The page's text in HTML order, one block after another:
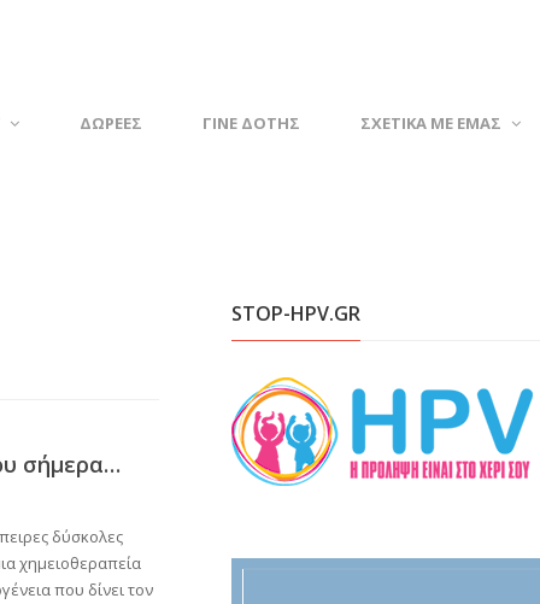
ΔΩΡΕΕΣ ΓΙΝΕ ΔΟΤΗΣ ΣΧΕΤΙΚΑ ΜΕ ΕΜΑΣ
σήμερα…
δύσκολες
χημειοθεραπεία
που δίνει τον
STOP-HPV.GR